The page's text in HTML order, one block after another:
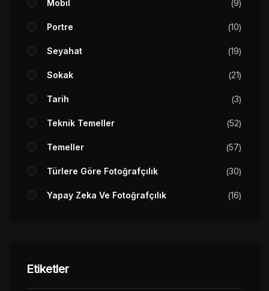
Mobil 9
Portre 10
Seyahat 19
Sokak 21
Tarih 3
Teknik Temeller 52
Temeller 57
Türlere Göre Fotoğrafçılık 30
Yapay Zeka Ve Fotoğrafçılık 16
Etiketler